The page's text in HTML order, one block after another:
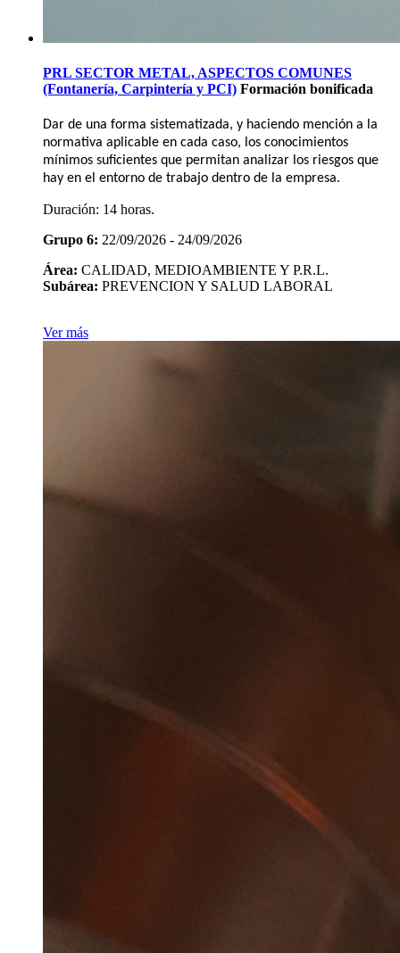
PRL SECTOR METAL, ASPECTOS COMUNES
(Fontanería, Carpintería y PCI) Formación bonificada
Dar de una forma sistematizada, y haciendo mención a la
normativa aplicable en cada caso, los conocimientos
mínimos suficientes que permitan analizar los riesgos que
hay en el entorno de trabajo dentro de la empresa.
Duración: 14 horas.
Grupo 6: 22/09/2026 - 24/09/2026
Área: CALIDAD, MEDIOAMBIENTE Y P.R.L.
Subárea: PREVENCION Y SALUD LABORAL
Ver más